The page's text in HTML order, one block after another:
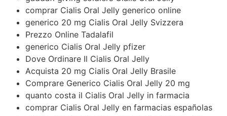
comprar Cialis Oral Jelly generico online
generico 20 mg Cialis Oral Jelly Svizzera
Prezzo Online Tadalafil
generico Cialis Oral Jelly pfizer
Dove Ordinare Il Cialis Oral Jelly
Acquista 20 mg Cialis Oral Jelly Brasile
Comprare Generico Cialis Oral Jelly 20 mg
quanto costa il Cialis Oral Jelly in farmacia
comprar Cialis Oral Jelly en farmacias españolas